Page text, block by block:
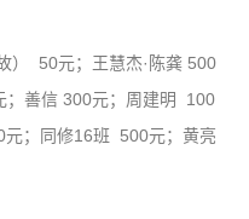
） 50元；王慧杰·陈龚 500
；善信 300元；周建明 100
元；同修16班 500元；黄亮